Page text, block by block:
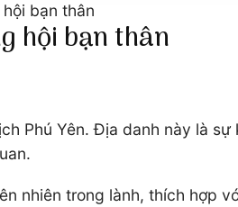
bạn thân
hội bạn thân
Phú Yên. Địa danh này là
nhiên trong lành, thích hợp